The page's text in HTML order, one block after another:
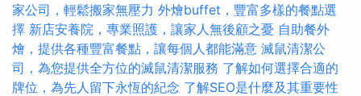
家公司，輕鬆搬家無壓力 外燴buffet，豐富多樣的餐點選
擇 新店安養院，專業照護，讓家人無後顧之憂 自助餐外
燴，提供各種豐富餐點，讓每個人都能滿意 滅鼠清潔公
司，為您提供全方位的滅鼠清潔服務 了解如何選擇合適的
牌位，為先人留下永恆的紀念 了解SEO是什麼及其重要性